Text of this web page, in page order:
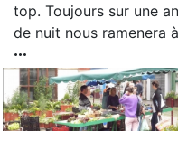
top. Toujours sur une
de nuit nous ramenera